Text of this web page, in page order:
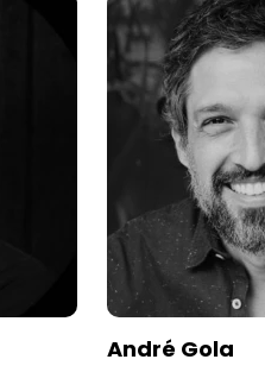
André Gola